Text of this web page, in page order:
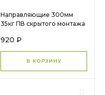
Направляющие 300мм
35кг ПВ скрытого монтажа
арт.16258
920 ₽
В КОРЗИНУ